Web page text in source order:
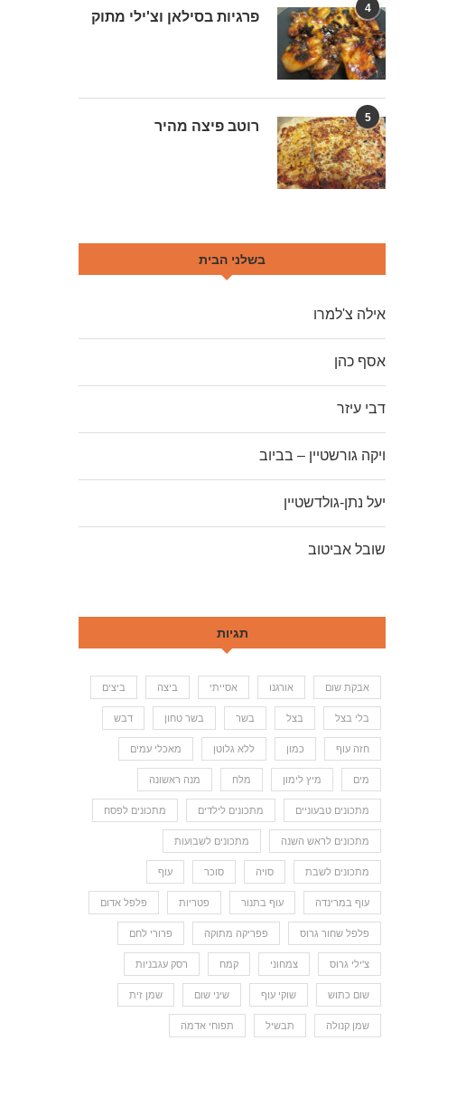
4
פרגיות בסילאן וצ'ילי מתוק
5
רוטב פיצה מהיר
בשלני הבית
אילה צ'למרו
אסף כהן
דבי עיזר
ויקה גורשטיין – בביוב
יעל נתן-גולדשטיין
שובל אביטוב
תגיות
אבקת שום אורגנו אסייתי ביצה ביצים
בלי בצל בצל בשר בשר טחון דבש
חזה עוף כמון ללא גלוטן מאכלי עמים
מים מיץ לימון מלח מנה ראשונה
מתכונים טבעוניים מתכונים לילדים מתכונים לפסח
מתכונים לראש השנה מתכונים לשבועות
מתכונים לשבת סויה סוכר עוף
עוף במרינדה עוף בתנור פטריות פלפל אדום
פלפל שחור גרוס פפריקה מתוקה פרורי לחם
צ'ילי גרוס צמחוני קמח רסק עגבניות
שום כתוש שוקי עוף שיני שום שמן זית
שמן קנולה תבשיל תפוחי אדמה